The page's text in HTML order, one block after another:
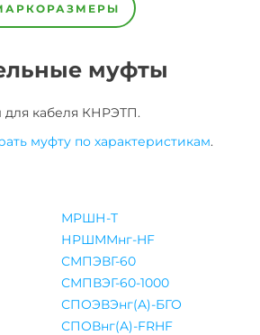
муфты
для кабеля КНРЭТП.
муфту по характеристикам.
МРШН-Т
НРШММнг-HF
СМПЭВГ-60
СМПВЭГ-60-1000
СПОЭВЭнг(A)-БГО
СПОВнг(A)-FRHF